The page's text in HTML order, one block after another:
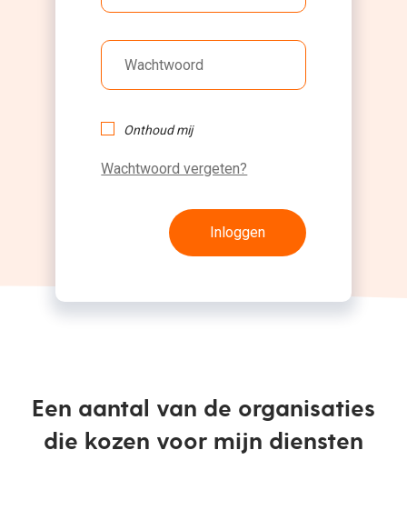
Onthoud mij
Wachtwoord vergeten?
Inloggen
Een aantal van de organisaties
die kozen voor mijn diensten